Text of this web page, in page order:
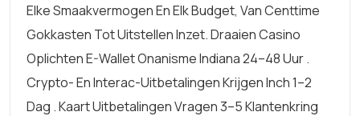
Elke Smaakvermogen En Elk Budget, Van Centtime
Gokkasten Tot Uitstellen Inzet. Draaien Casino
Oplichten E-Wallet Onanisme Indiana 24–48 Uur .
Crypto- En Interac-Uitbetalingen Krijgen Inch 1–2
Dag . Kaart Uitbetalingen Vragen 3–5 Klantenkring